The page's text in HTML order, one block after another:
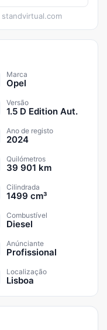
standvirtual.com
Marca
Opel
Versão
1.5 D Edition Aut.
Ano de registo
2024
Quilómetros
39 901 km
Cilindrada
1499 cm³
Combustível
Diesel
Anúnciante
Profissional
Localização
Lisboa